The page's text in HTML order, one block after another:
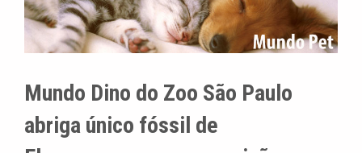
Mundo Dino do Zoo São Paulo
abriga único fóssil de